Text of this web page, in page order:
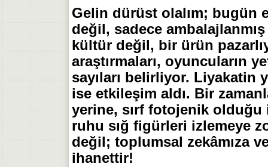
​Gelin dürüst olalım; bugün
değil, sadece
kültür değil, bir ürün
araştırmaları, oyuncuların
sayıları belirliyor. Liyakatin
ise etkileşim aldı. Bir
yerine, sırf fotojenik
ruhu sığ figürleri izlemeye
değil; toplumsal zekâmıza
ihanettir!